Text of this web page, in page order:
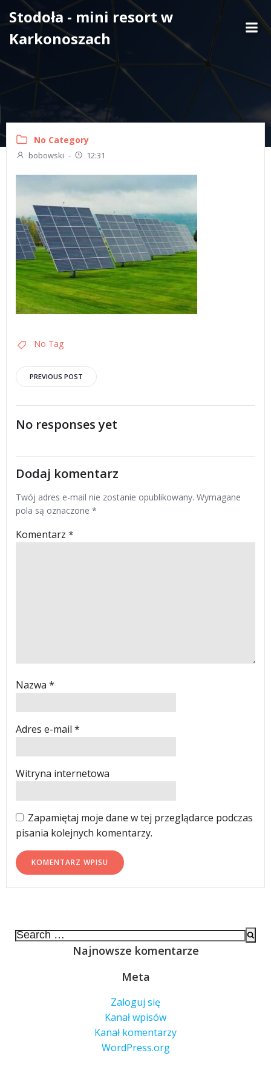
Skip
to
content
Stodoła - mini resort w
Karkonoszach
No Category
bobowski - 12:31
No Tag
Post
navigation
PREVIOUS POST
No responses yet
Dodaj komentarz
Twój adres e-mail nie zostanie opublikowany. Wymagane
pola są oznaczone *
Komentarz *
Nazwa *
Adres e-mail *
Witryna internetowa
Zapamiętaj moje dane w tej przeglądarce podczas
pisania kolejnych komentarzy.
Search
Najnowsze komentarze
Meta
Zaloguj się
Kanał wpisów
Kanał komentarzy
WordPress.org